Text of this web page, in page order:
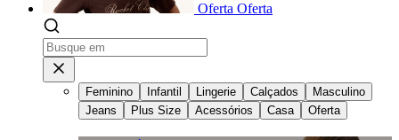
Oferta Oferta
Feminino Infantil Lingerie Calçados
Masculino
Jeans
Plus Size Acessórios Casa Oferta